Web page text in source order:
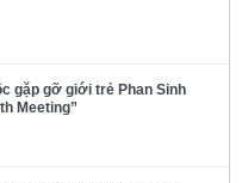
gặp gỡ giới trẻ Phan Sinh
Meeting”